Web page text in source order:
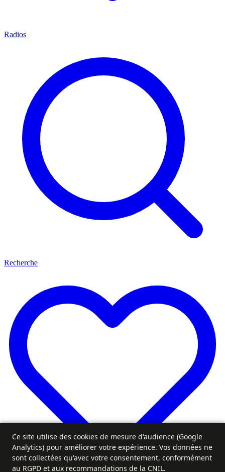
Radios
Recherche
Ce site utilise des cookies de mesure d'audience (Google
Analytics) pour améliorer votre expérience. Vos données ne
sont collectées qu'avec votre consentement, conformément
au RGPD et aux recommandations de la CNIL.